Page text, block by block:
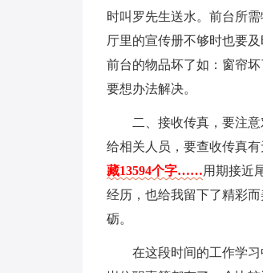
时叫罗先生送水。前台所
厅里的宣传册不够时也要
前台的物品坏了如：窗帘
要想办法解决。
二、接收传真，要注
给相关人员，要查收传真
藏13594个字……用期接近
经历，也给我留下了精彩
砺。
在这段时间的工作学